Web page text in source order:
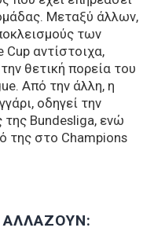
Μεταξύ άλλων,
των
αντίστοιχα,
θετική πορεία του
Από την άλλη, η
οδηγεί την
Bundesliga, ενώ
της στο Champions
ΑΛΛΑΖΟΥΝ: